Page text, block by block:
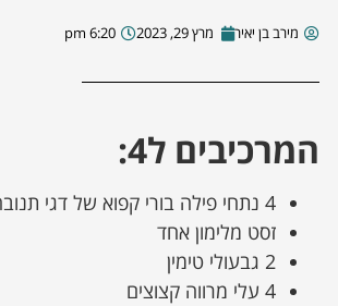
עסקים
מירב בן יאיר מרץ 29, 2023 6:20 pm
המרכיבים ל4:
4 נתחי פילה בורי קפוא של דגי תנובה
זסט מלימון אחד
2 גבעולי טימין
4 עלי מרווה קצוצים